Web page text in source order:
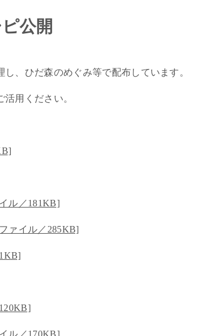
公開
、ひだ森のめぐみ等で配布しています。
用ください。
ル／181KB]
ァイル／285KB]